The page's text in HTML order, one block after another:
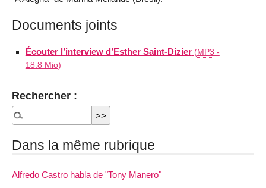
Documents joints
Écouter l’interview d’Esther Saint-Dizier (MP3 -
18.8 Mio)
Rechercher :
Dans la même rubrique
Alfredo Castro habla de "Tony Manero"